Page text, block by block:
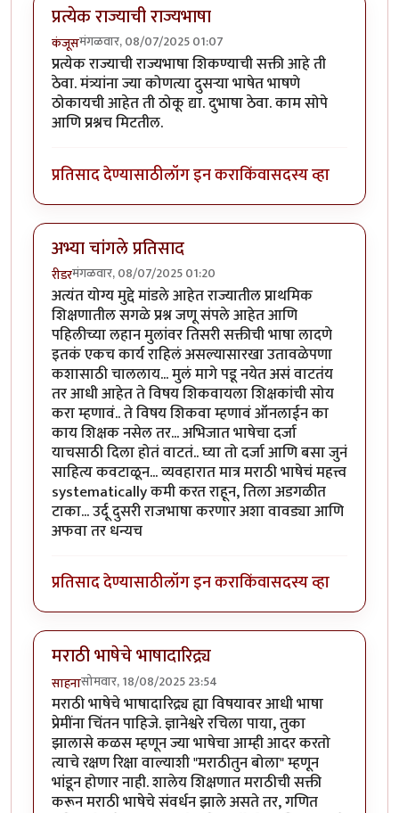
प्रत्येक राज्याची राज्यभाषा
कंजूसमंगळवार, 08/07/2025 01:07
प्रत्येक राज्याची राज्यभाषा शिकण्याची सक्ती आहे ती
ठेवा. मंत्र्यांना ज्या कोणत्या दुसऱ्या भाषेत भाषणे
ठोकायची आहेत ती ठोकू द्या. दुभाषा ठेवा. काम सोपे
आणि प्रश्नच मिटतील.
प्रतिसाद देण्यासाठीलॉग इन कराकिंवासदस्य व्हा
अभ्या चांगले प्रतिसाद
रीडरमंगळवार, 08/07/2025 01:20
अत्यंत योग्य मुद्दे मांडले आहेत राज्यातील प्राथमिक
शिक्षणातील सगळे प्रश्न जणू संपले आहेत आणि
पहिलीच्या लहान मुलांवर तिसरी सक्तीची भाषा लादणे
इतकं एकच कार्य राहिलं असल्यासारखा उतावळेपणा
कशासाठी चाललाय... मुलं मागे पडू नयेत असं वाटतंय
तर आधी आहेत ते विषय शिकवायला शिक्षकांची सोय
करा म्हणावं.. ते विषय शिकवा म्हणावं ऑनलाईन का
काय शिक्षक नसेल तर... अभिजात भाषेचा दर्जा
याचसाठी दिला होतं वाटतं.. घ्या तो दर्जा आणि बसा जुनं
साहित्य कवटाळून... व्यवहारात मात्र मराठी भाषेचं महत्त्व
systematically कमी करत राहून, तिला अडगळीत
टाका... उर्दू दुसरी राजभाषा करणार अशा वावड्या आणि
अफवा तर धन्यच
प्रतिसाद देण्यासाठीलॉग इन कराकिंवासदस्य व्हा
मराठी भाषेचे भाषादारिद्र्य
साहनासोमवार, 18/08/2025 23:54
मराठी भाषेचे भाषादारिद्र्य ह्या विषयावर आधी भाषा
प्रेमींना चिंतन पाहिजे. ज्ञानेश्वरे रचिला पाया, तुका
झालासे कळस म्हणून ज्या भाषेचा आम्ही आदर करतो
त्याचे रक्षण रिक्षा वाल्याशी "मराठीतुन बोला" म्हणून
भांडून होणार नाही. शालेय शिक्षणात मराठीची सक्ती
करून मराठी भाषेचे संवर्धन झाले असते तर, गणित